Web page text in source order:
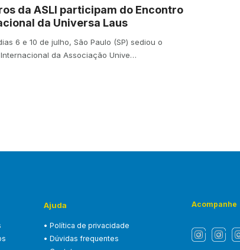
da ASLI participam do Encontro
da Universa Laus
6 e 10 de julho, São Paulo (SP) sediou o
da Associação Unive…
Ajuda
• Política de privacidade
• Dúvidas frequentes
Acompanhe